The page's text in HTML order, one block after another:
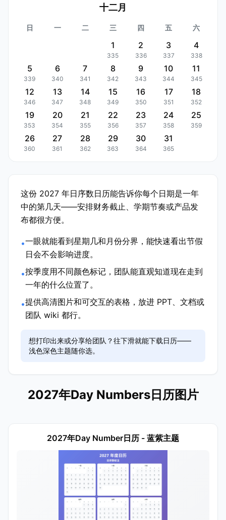
十二月
日 一 二 三 四 五 六
1
335
2
336
3
337
4
338
5
339
6
340
7
341
8
342
9
343
10
344
11
345
12
346
13
347
14
348
15
349
16
350
17
351
18
352
19
353
20
354
21
355
22
356
23
357
24
358
25
359
26
360
27
361
28
362
29
363
30
364
31
365
这份 2027 年日序数日历能告诉你每个日期是一年
中的第几天——安排财务截止、学期节奏或产品发
布都很方便。
•一眼就能看到星期几和月份分界，能快速看出节假
日会不会影响进度。
•按季度用不同颜色标记，团队能直观知道现在走到
一年的什么位置了。
•提供高清图片和可交互的表格，放进 PPT、文档或
团队 wiki 都行。
想打印出来或分享给团队？往下滑就能下载日历——
浅色深色主题随你选。
2027年Day Numbers日历图片
2027年Day Number日历 - 蓝紫主题